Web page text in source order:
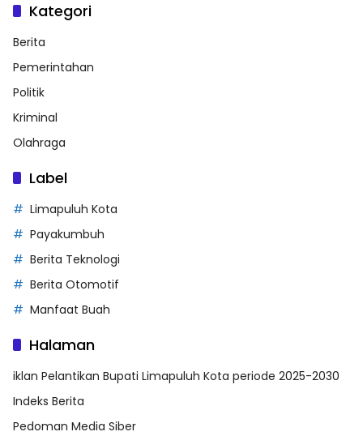
Kategori
Berita
Pemerintahan
Politik
Kriminal
Olahraga
Label
Limapuluh Kota
Payakumbuh
Berita Teknologi
Berita Otomotif
Manfaat Buah
Halaman
iklan Pelantikan Bupati Limapuluh Kota periode 2025-2030
Indeks Berita
Pedoman Media Siber